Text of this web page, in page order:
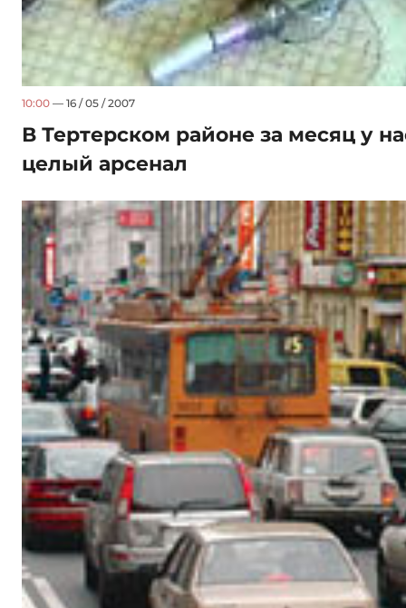
10:00 — 16 / 05 / 2007
В Тертерском районе за месяц у
целый арсенал